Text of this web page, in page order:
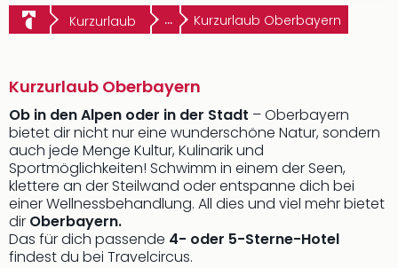
Kurzurlaub ... Kurzurlaub Oberbayern
Kurzurlaub Oberbayern
Ob in den Alpen oder in der Stadt – Oberbayern
bietet dir nicht nur eine wunderschöne Natur, sondern
auch jede Menge Kultur, Kulinarik und
Sportmöglichkeiten! Schwimm in einem der Seen,
klettere an der Steilwand oder entspanne dich bei
einer Wellnessbehandlung. All dies und viel mehr bietet
dir Oberbayern.
Das für dich passende 4- oder 5-Sterne-Hotel
findest du bei Travelcircus.